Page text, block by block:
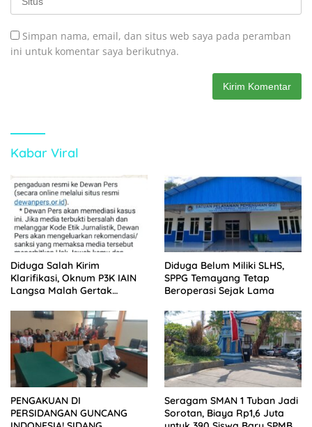
Simpan nama, email, dan situs web saya pada peramban
ini untuk komentar saya berikutnya.
Kabar Viral
Diduga Salah Kirim
Klarifikasi, Oknum P3K IAIN
Langsa Malah Gertak
Diduga Belum Miliki SLHS,
SPPG Temayang Tetap
Beroperasi Sejak Lama
PENGAKUAN DI
PERSIDANGAN GUNCANG
Seragam SMAN 1 Tuban Jadi
Sorotan, Biaya Rp1,6 Juta